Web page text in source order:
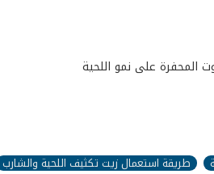
المحفرة على نمو اللحية
طريقة استعمال زيت تكثيف اللحية والشارب